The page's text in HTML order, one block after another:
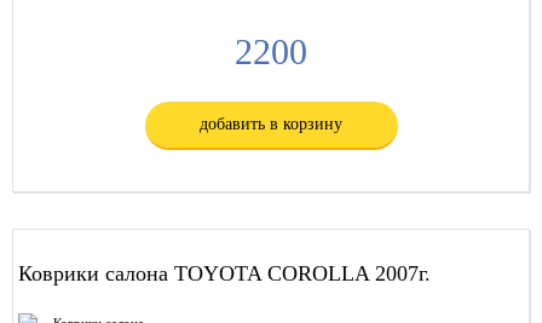
2200
добавить в корзину
Коврики салона TOYOTA COROLLA 2007г.